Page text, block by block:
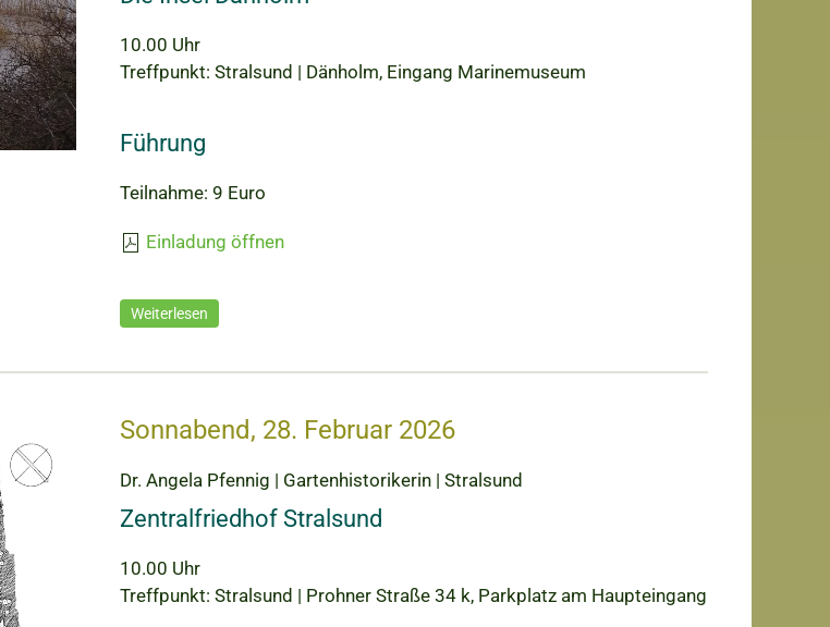
10.00 Uhr
Treffpunkt: Stralsund | Dänholm, Eingang Marinemuseum
Führung
Teilnahme: 9 Euro
Einladung öffnen
Weiterlesen
Sonnabend, 28. Februar 2026
Dr. Angela Pfennig | Gartenhistorikerin | Stralsund
Zentralfriedhof Stralsund
10.00 Uhr
Treffpunkt: Stralsund | Prohner Straße 34 k, Parkplatz am Haupteingang